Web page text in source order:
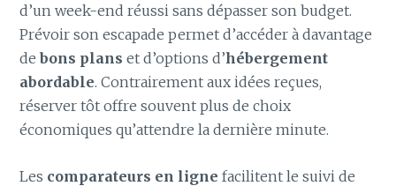
d’un week-end réussi sans dépasser son budget.
Prévoir son escapade permet d’accéder à davantage
debons plans et d’options d’hébergement
abordable. Contrairement aux idées reçues,
réserver tôt offre souvent plus de choix
économiques qu’attendre la dernière minute.
Les comparateurs en ligne facilitent le suivi de